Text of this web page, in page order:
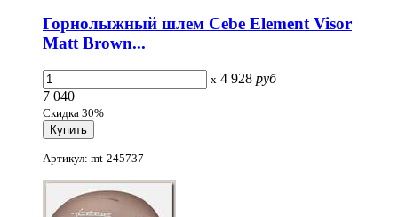
Горнолыжный шлем Cebe Element Visor
Matt Brown...
x 4 928 руб
7 040
Скидка 30%
Артикул: mt-245737